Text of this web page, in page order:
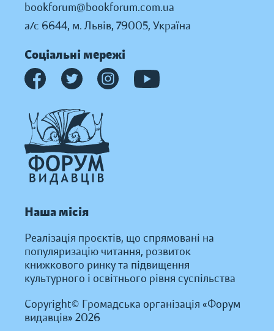
bookforum@bookforum.com.ua
а/с 6644, м. Львів, 79005, Україна
Соціальні мережі
Наша місія
Реалізація проєктів, що спрямовані на
популяризацію читання, розвиток
книжкового ринку та підвищення
культурного і освітнього рівня суспільства
Copyright© Громадська організація «Форум
видавців» 2026